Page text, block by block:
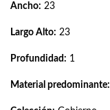
Ancho: 23
Largo Alto: 23
Profundidad: 1
Material predominante: